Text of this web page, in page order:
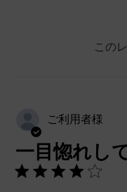
この
ご利用者様
一目惚れし